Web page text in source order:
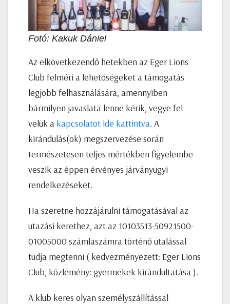
Fotó: Kakuk Dániel
Az elkövetkezendő hetekben az Eger Lions
Club felméri a lehetőségeket a támogatás
legjobb felhasználására, amennyiben
bármilyen javaslata lenne kérik, vegye fel
velük a kapcsolatot ide kattintva. A
kirándulás(ok) megszervezése során
természetesen teljes mértékben figyelembe
veszik az éppen érvényes járványügyi
rendelkezéseket.
Ha szeretne hozzájárulni támogatásával az
utazási kerethez, azt az 10103513-50921500-
01005000 számlaszámra történő utalással
tudja megtenni ( kedvezményezett: Eger Lions
Club, közlemény: gyermekek kirándultatása ).
A klub keres olyan személyszállítással